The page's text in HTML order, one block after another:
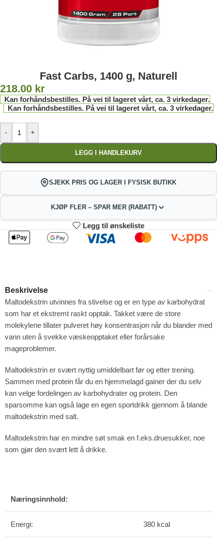
Fast Carbs, 1400 g, Naturell
218.00 kr
Kan forhåndsbestilles. På vei til lageret vårt, ca. 3 virkedager.
Kan forhåndsbestilles. På vei til lageret vårt, ca. 3 virkedager.
- +
LEGG I HANDLEKURV
SJEKK PRIS OG LAGER I FYSISK BUTIKK
KJØP FLER – SPAR MER (RABATT)
2
215.82
kr
3-4
213.64
4%
Legg til ønskeliste
Beskrivelse
Maltodekstrin utvinnes fra stivelse og er en type av karbohydrat
som har et ekstremt raskt opptak. Takket være de store
molekylene tillater pulveret høy konsentrasjon når du blander med
vann uten å svekke væskeopptaket eller forårsake
mageproblemer.
Maltodekstrin er svært nyttig umiddelbart før og etter trening.
Sammen med protein får du en hjemmelagd gainer der du selv
kan velge fordelingen av karbohydrater og protein. Den
sparsomme kan også lage en egen sportdrikk gjennom å blande
maltodekstrin med salt.
Maltodekstrin har en mindre søt smak en f.eks.druesukker, noe
som gjør den svært lett å drikke.
Næringsinnhold:
Energi: 380 kcal